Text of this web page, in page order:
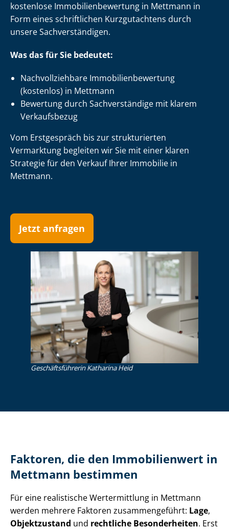
kostenlose Im­mo­bi­li­en­be­wer­tung in Mettmann in
Form eines schriftlichen Kurzgutachtens durch
unsere Sach­ver­stän­di­gen.
Was das für Sie bedeutet:
Nach­voll­zieh­ba­re Im­mo­bi­li­en­be­wer­tung
(kostenlos) in Mettmann
Bewertung durch Sachverständige mit klarem
Verkaufsbezug
Vom Erstgespräch bis zur strukturierten
Vermarktung begleiten wir Sie mit einer klaren
Strategie für den Verkauf Ihrer Immobilie in
Mettmann.
Jetzt anfragen
Ge­schäfts­füh­re­rin Katharina Heid
Faktoren, die den Immobilienwert in
Mettmann bestimmen
Für eine realistische Wertermittlung in Mettmann
werden mehrere Faktoren zusammengeführt: Lage,
Objektzustand und rechtliche Besonderheiten. Erst